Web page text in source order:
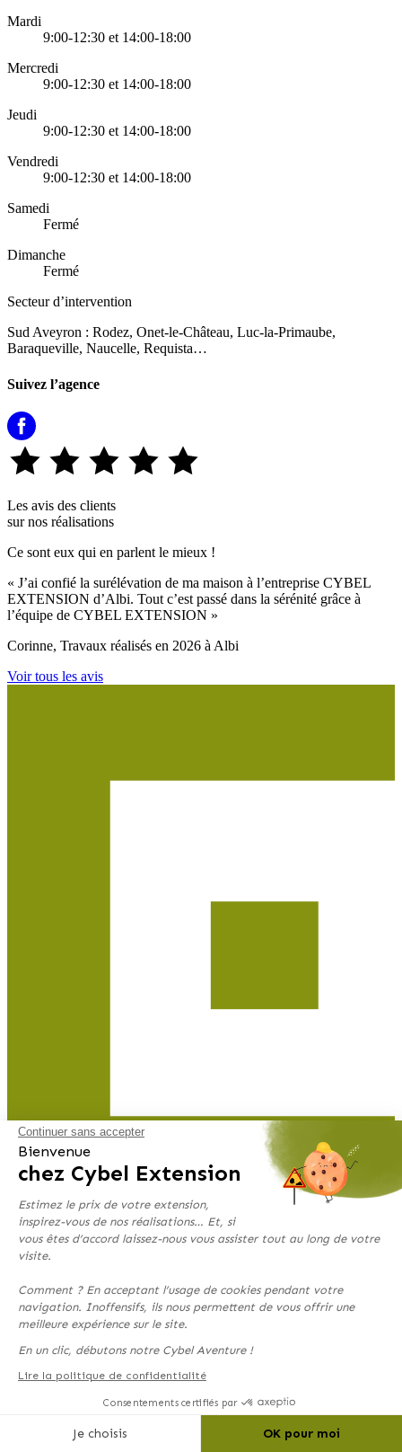
Mardi
9:00-12:30 et 14:00-18:00
Mercredi
9:00-12:30 et 14:00-18:00
Jeudi
9:00-12:30 et 14:00-18:00
Vendredi
9:00-12:30 et 14:00-18:00
Samedi
Fermé
Dimanche
Fermé
Secteur d’intervention
Sud Aveyron : Rodez, Onet-le-Château, Luc-la-Primaube,
Baraqueville, Naucelle, Requista…
Suivez l’agence
Les avis des clients
sur nos réalisations
Ce sont eux qui en parlent le mieux !
« J’ai confié la surélévation de ma maison à l’entreprise CYBEL
EXTENSION d’Albi. Tout c’est passé dans la sérénité grâce à
l’équipe de CYBEL EXTENSION »
Corinne, Travaux réalisés en 2026 à Albi
Voir tous les avis
Nos services d’extension de maison à Albi
Notre agence conçoit et réalise tous types d’extensions et
d’agrandissements pour votre maison. Bois, parpaing, brique, toiture
à deux pentes, monopente ou toit plat : quel que soit le matériau ou
le style architectural souhaité, nous adaptons notre savoir-faire à
votre projet.
Extension de maison, agrandissement de garage, création d’une suite
parentale, d’une pièce de vie supplémentaire ou de tout autre espace
sur mesure : nous intervenons quelle que soit la surface à créer.
Continuer sans accepter
Bienvenue
chez Cybel Extension
Estimez le prix de votre extension,
inspirez-vous de nos réalisations… Et, si
vous êtes d’accord laissez-nous vous assister tout au long de votre
visite.
Comment ? En acceptant l’usage de cookies pendant votre
navigation. Inoffensifs, ils nous permettent de vous offrir une
meilleure expérience sur le site.
En un clic, débutons notre Cybel Aventure !
Lire la politique de confidentialité
Consentements certifiés par
Je choisis OK pour moi